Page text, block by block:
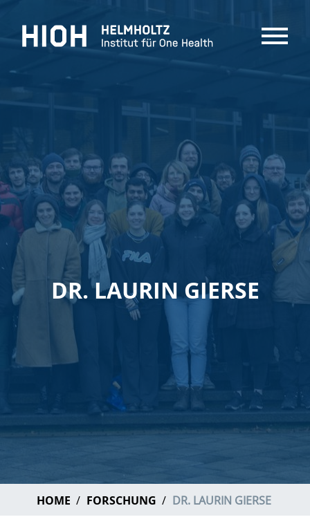
MENU
DR. LAURIN GIERSE
HOME FORSCHUNG DR. LAURIN GIERSE